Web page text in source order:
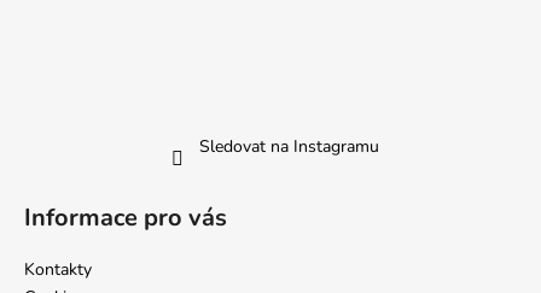
Sledovat na Instagramu
Informace pro vás
Kontakty